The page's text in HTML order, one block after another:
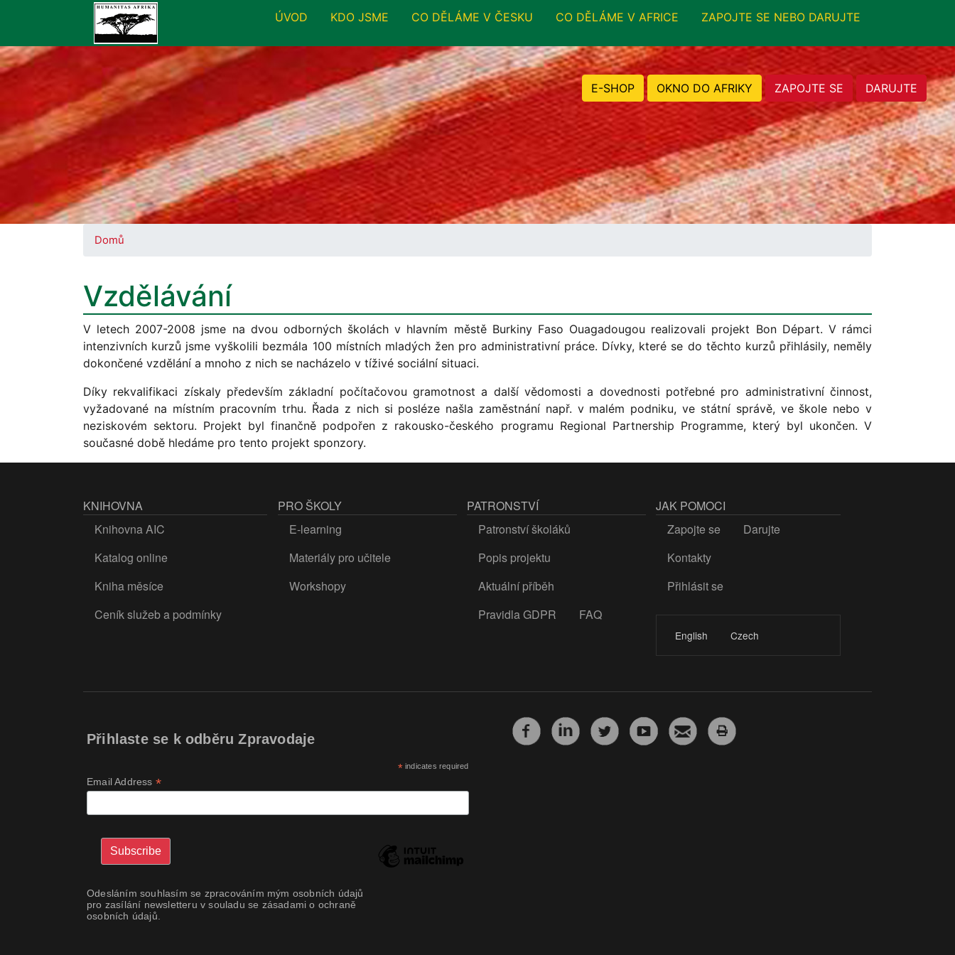
ÚVOD KDO JSME CO DĚLÁME V ČESKU CO DĚLÁME V AFRICE ZAPOJTE SE NEBO DARUJTE
E-SHOP OKNO DO AFRIKY ZAPOJTE SE DARUJTE
Domů
Vzdělávání
V letech 2007-2008 jsme na dvou odborných školách v hlavním městě Burkiny Faso Ouagadougou realizovali projekt Bon Départ. V rámci
intenzivních kurzů jsme vyškolili bezmála 100 místních mladých žen pro administrativní práce. Dívky, které se do těchto kurzů přihlásily, neměly
dokončené vzdělání a mnoho z nich se nacházelo v tíživé sociální situaci.
Díky rekvalifikaci získaly především základní počítačovou gramotnost a další vědomosti a dovednosti potřebné pro administrativní činnost,
vyžadované na místním pracovním trhu. Řada z nich si posléze našla zaměstnání např. v malém podniku, ve státní správě, ve škole nebo v
neziskovém sektoru. Projekt byl finančně podpořen z rakousko-českého programu Regional Partnership Programme, který byl ukončen. V
současné době hledáme pro tento projekt sponzory.
KNIHOVNA
Knihovna AIC
Katalog online
Kniha měsíce
Ceník služeb a podmínky
PRO ŠKOLY
E-learning
Materiály pro učitele
Workshopy
PATRONSTVÍ
Patronství školáků
Popis projektu
Aktuální příběh
Pravidla GDPR
FAQ
JAK POMOCI
Zapojte se
Darujte
Kontakty
LOGIN
Přihlásit se
English Czech
Přihlaste se k odběru Zpravodaje
*indicates required
Email Address *
Odesláním souhlasím se zpracováním mým osobních údajů
pro zasílání newsletteru v souladu se zásadami o ochraně
osobních údajů.